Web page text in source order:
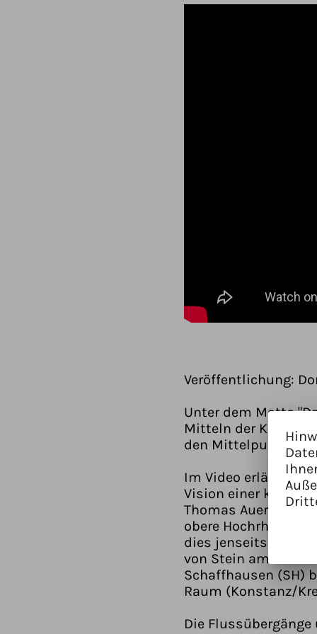
Veröffentlichung:
Unter dem Motto
Mitteln der Kunst
den Mittelpunkt
Im Video erläutert
Vision einer
Thomas Auer,
obere Hochrhein
dies jenseits von
von Stein am Rhein
Schaffhausen (SH)
Raum (Konstanz/
Die